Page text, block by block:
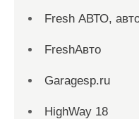
Fresh АВТО,
FreshАвто
Garagesp.ru
HighWay 18